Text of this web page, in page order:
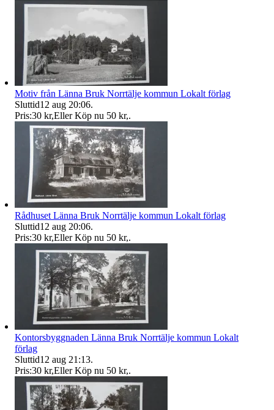
Motiv från Länna Bruk Norrtälje kommun Lokalt förlag
Sluttid12 aug 20:06.
Pris:30 kr,Eller Köp nu 50 kr,.
Rådhuset Länna Bruk Norrtälje kommun Lokalt förlag
Sluttid12 aug 20:06.
Pris:30 kr,Eller Köp nu 50 kr,.
Kontorsbyggnaden Länna Bruk Norrtälje kommun Lokalt
förlag
Sluttid12 aug 21:13.
Pris:30 kr,Eller Köp nu 50 kr,.